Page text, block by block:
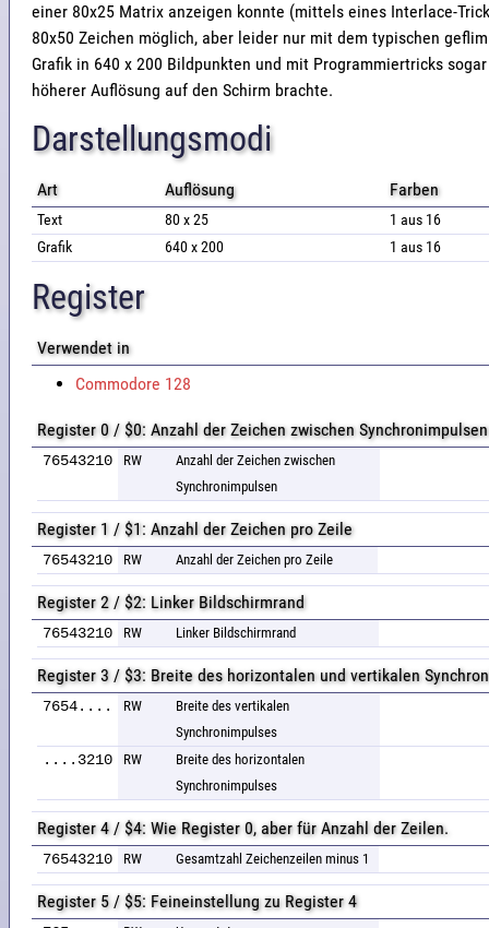
einer 80x25 Matrix anzeigen konnte (mittels eines Interlace-
80x50 Zeichen möglich, aber leider nur mit dem typischen
Grafik in 640 x 200 Bildpunkten und mit Programmiertricks
höherer Auflösung auf den Schirm brachte.
Darstellungsmodi
Art Auflösung Farben
Text 80 x 25
1 aus 16
Grafik
640 x 200 1 aus 16
Register
Verwendet in
Commodore 128
Register 0 / $0: Anzahl der Zeichen zwischen Synchronimpulsen
76543210 RW
Anzahl der Zeichen zwischen
Synchronimpulsen
Register 1 / $1: Anzahl der Zeichen pro Zeile
76543210 RW Anzahl der Zeichen pro Zeile
Register 2 / $2: Linker Bildschirmrand
76543210 RW Linker Bildschirmrand
Register 3 / $3: Breite des horizontalen und vertikalen
7654.... RW
Breite des vertikalen
Synchronimpulses
....3210 RW
Breite des horizontalen
Synchronimpulses
Register 4 / $4: Wie Register 0, aber für Anzahl der Zeilen.
76543210 RW Gesamtzahl Zeichenzeilen minus 1
Register 5 / $5: Feineinstellung zu Register 4